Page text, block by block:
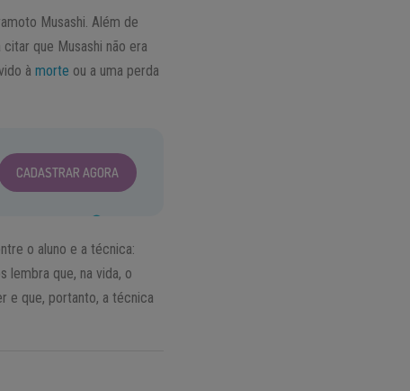
Musashi. Além de
que Musashi não era
àmorte ou a uma perda
CADASTRAR AGORA
o aluno e a técnica:
lembra que, na vida, o
e que, portanto, a técnica